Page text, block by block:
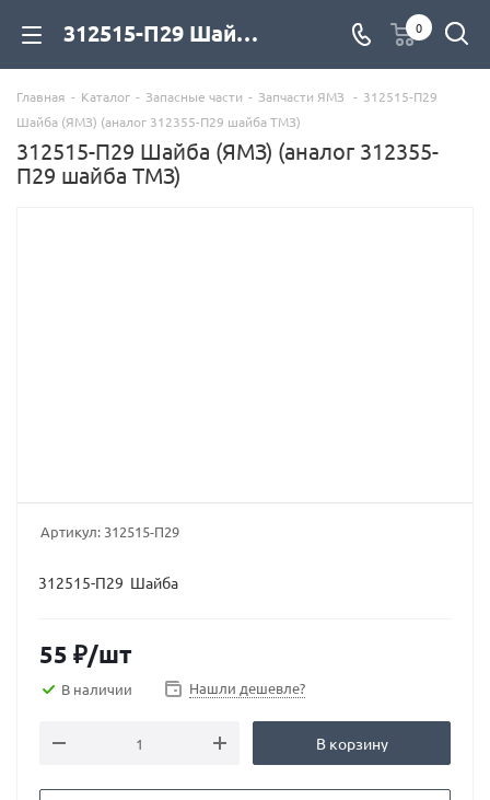
312515-П29 Шайба (ЯМЗ) (аналог 312355-П29 шайба ТМЗ) для дизельных двигателей купить со склада с доставкой по цене официального дилера - компания Дизель Экспорт 0
Главная - Каталог - Запасные части - Запчасти ЯМЗ - 312515-П29
Шайба (ЯМЗ) (аналог 312355-П29 шайба ТМЗ)
312515-П29 Шайба (ЯМЗ) (аналог 312355-
П29 шайба ТМЗ)
Артикул: 312515-П29
312515-П29 Шайба
55 ₽/шт
В наличии Нашли дешевле?
В корзину